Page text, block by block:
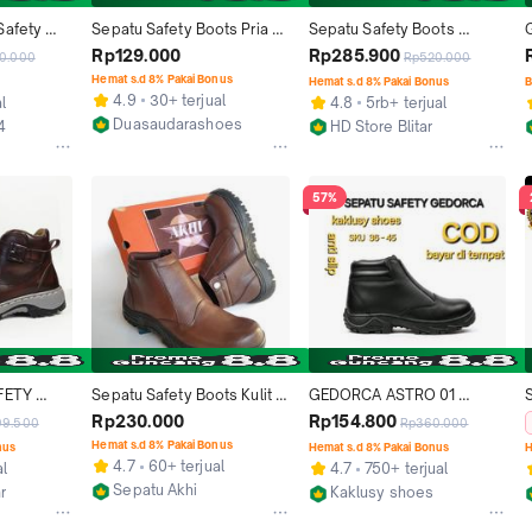
Pria
Kerja
Sepatu Safety Boots Pria
Kulit Resleting Hitam Ujung
Besi Sol Karet Elegan Kuat
Tahan Lama Size 39-43
Best Seller
Rp129.000
Hemat s.d 8% Pakai Bonus
4.9
30+ terjual
Duasaudarashoes
Sepatu Safety Boots
Resleting Kulit Sapi Asli
Grade Premium Original
Velko Shoes Pria Kerja
Rp285.900 Rp520.000
Hemat s.d 8% Pakai Bonus
4.8
5rb+ terjual
HD Store Blitar
SEPATU
ON
Sepatu Safety Boots Kulit
Asli Oil Resistant Kings Akhi
Resleting sepatu safety
Ujung Besi Pria Kerja
Rp230.000
Hemat s.d 8% Pakai Bonus
4.7
60+ terjual
Sepatu Akhi
57%
GEDORCA ASTRO 01
Rusliting Sepatu Safety
Boots Ujung Besi Resleting
Anti Slip untuk Pria Wanita
Warna Coklat Hitam Size
36-45 Best Seller Shoes
Rp154.800 Rp360.000
Hemat s.d 8% Pakai Bonus
4.7
750+ terjual
Kaklusy shoes